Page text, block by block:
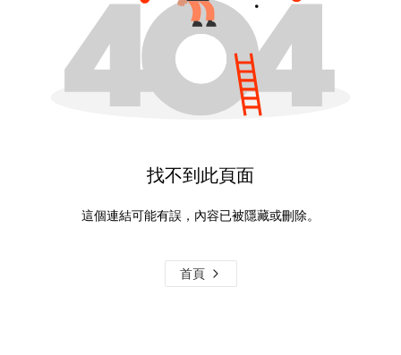
找不到此頁面
這個連結可能有誤，內容已被隱藏或刪除。
首頁